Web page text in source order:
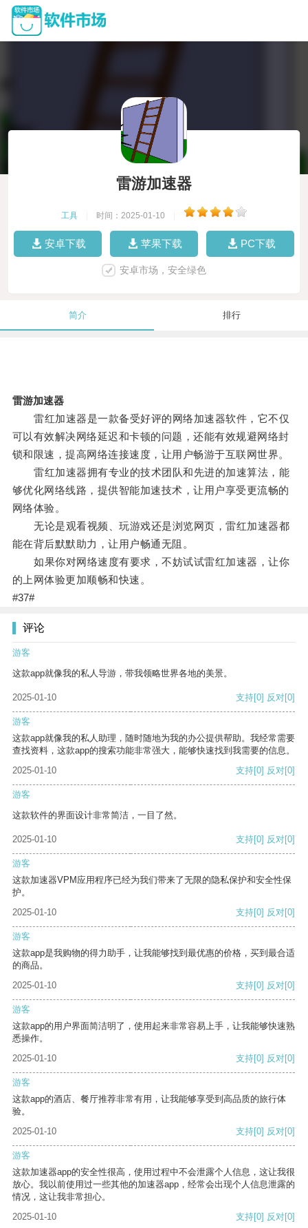
雷游加速器
工具 时间：2025-01-10
安卓下载 苹果下载 PC下载
安卓市场，安全绿色
简介 排行
雷游加速器
雷红加速器是一款备受好评的网络加速器软件，它不仅
可以有效解决网络延迟和卡顿的问题，还能有效规避网络封
锁和限速，提高网络连接速度，让用户畅游于互联网世界。
雷红加速器拥有专业的技术团队和先进的加速算法，能
够优化网络线路，提供智能加速技术，让用户享受更流畅的
网络体验。
无论是观看视频、玩游戏还是浏览网页，雷红加速器都
能在背后默默助力，让用户畅通无阻。
如果你对网络速度有要求，不妨试试雷红加速器，让你
的上网体验更加顺畅和快速。
#37#
评论
游客
这款app就像我的私人导游，带我领略世界各地的美景。
2025-01-10 支持[0] 反对[0]
游客
这款app就像我的私人助理，随时随地为我的办公提供帮助。我经常需要
查找资料，这款app的搜索功能非常强大，能够快速找到我需要的信息。
2025-01-10
支持[0] 反对[0]
游客
这款软件的界面设计非常简洁，一目了然。
2025-01-10 支持[0] 反对[0]
游客
这款加速器VPM应用程序已经为我们带来了无限的隐私保护和安全性保
护。
2025-01-10
支持[0] 反对[0]
游客
这款app是我购物的得力助手，让我能够找到最优惠的价格，买到最合适
的商品。
2025-01-10
支持[0] 反对[0]
游客
这款app的用户界面简洁明了，使用起来非常容易上手，让我能够快速熟
悉操作。
2025-01-10
支持[0] 反对[0]
游客
这款app的酒店、餐厅推荐非常有用，让我能够享受到高品质的旅行体
验。
2025-01-10
支持[0] 反对[0]
游客
这款加速器app的安全性很高，使用过程中不会泄露个人信息，这让我很
放心。我以前使用过一些其他的加速器app，经常会出现个人信息泄露的
情况，这让我非常担心。
2025-01-10
支持[0] 反对[0]